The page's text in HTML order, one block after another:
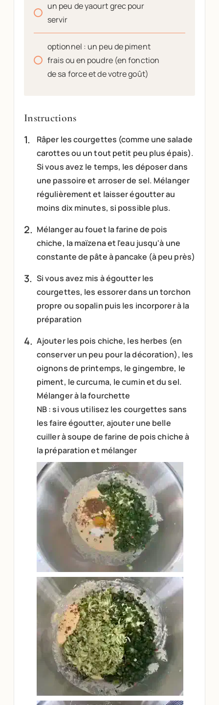
un peu de yaourt grec pour
servir
optionnel : un peu de piment
frais ou en poudre (en fonction
de sa force et de votre goût)
Instructions
Râper les courgettes (comme une salade
carottes ou un tout petit peu plus épais).
Si vous avez le temps, les déposer dans
une passoire et arroser de sel. Mélanger
régulièrement et laisser égoutter au
moins dix minutes, si possible plus.
Mélanger au fouet la farine de pois
chiche, la maïzena et l'eau jusqu'à une
constante de pâte à pancake (à peu près)
Si vous avez mis à égoutter les
courgettes, les essorer dans un torchon
propre ou sopalin puis les incorporer à la
préparation
Ajouter les pois chiche, les herbes (en
conserver un peu pour la décoration), les
oignons de printemps, le gingembre, le
piment, le curcuma, le cumin et du sel.
Mélanger à la fourchette
NB : si vous utilisez les courgettes sans
les faire égoutter, ajouter une belle
cuiller à soupe de farine de pois chiche à
la préparation et mélanger